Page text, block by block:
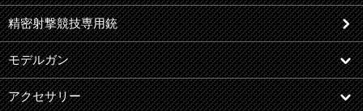
精密射撃競技専用銃
モデルガン
アクセサリー